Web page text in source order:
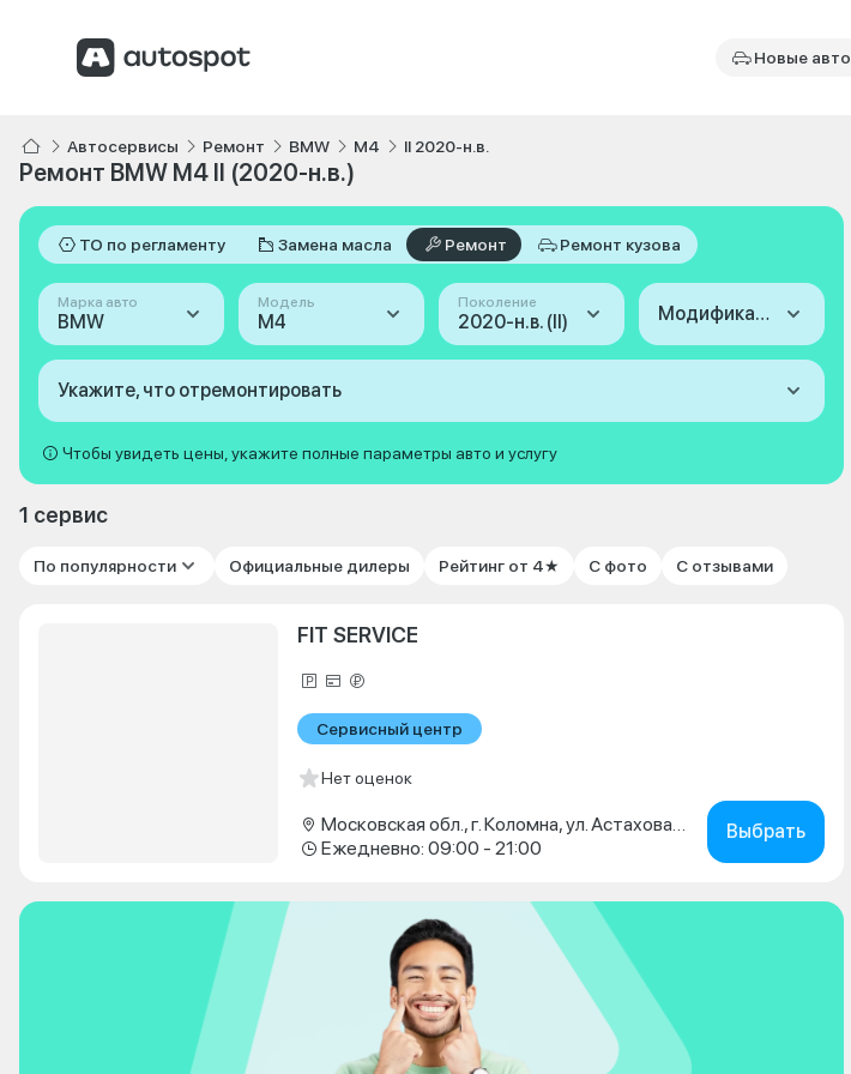
Новые авто
Автосервисы Ремонт BMW M4 II 2020-н.в.
Ремонт BMW M4 II (2020-н.в.)
ТО по регламенту Замена масла Ремонт Ремонт кузова
Марка авто
BMW
Модель
M4
Поколение
2020-н.в. (II) Модификация
Укажите, что отремонтировать
Чтобы увидеть цены, укажите полные параметры авто и услугу
1 сервис
По популярности Официальные дилеры Рейтинг от 4★ С фото С отзывами
FIT SERVICE
Сервисный центр
Нет оценок
Ежедневно: 09:00 - 21:00
Выбрать